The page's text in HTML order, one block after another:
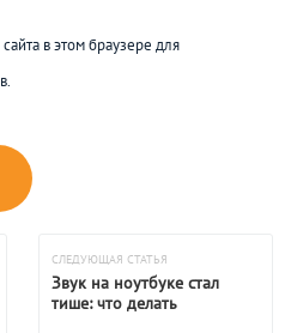
в этом браузере для
СЛЕДУЮЩАЯ СТАТЬЯ
Звук на ноутбуке стал
тише: что делать